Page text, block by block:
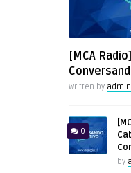
[MCA
Written by
0
by